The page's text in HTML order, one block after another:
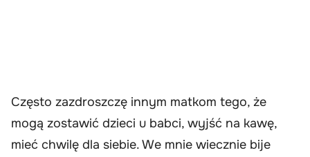
Często zazdroszczę innym matkom tego, że
mogą zostawić dzieci u babci, wyjść na kawę,
mieć chwilę dla siebie. We mnie wiecznie bije